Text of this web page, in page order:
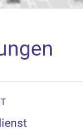
Google Maps beim